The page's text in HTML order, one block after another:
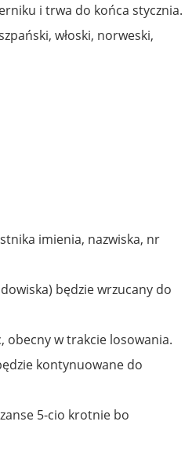
i trwa do końca stycznia.
włoski, norweski,
imienia, nazwiska, nr
będzie wrzucany do
obecny w trakcie losowania.
kontynuowane do
5-cio krotnie bo